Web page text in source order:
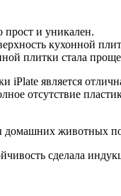
прост и уникален.
кухонной
плитки стала
является
отсутствие
животных
сделала